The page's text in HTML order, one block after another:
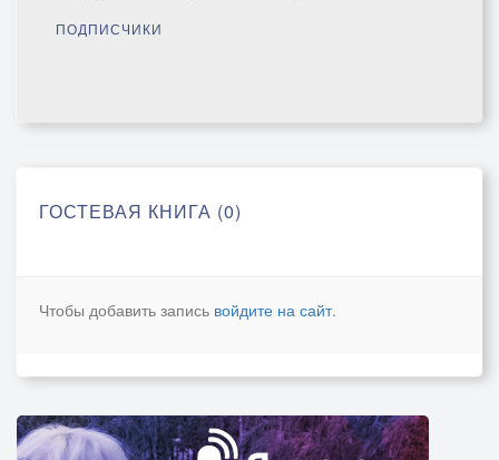
ПОДПИСЧИКИ
ГОСТЕВАЯ КНИГА (0)
Чтобы добавить запись войдите на сайт.